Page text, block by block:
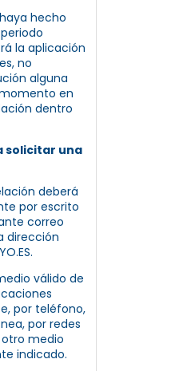
hecho
la aplicación
no
alguna
en
dentro
solicitar una
deberá
por escrito
correo
dirección
válido de
por teléfono,
por redes
medio
indicado.